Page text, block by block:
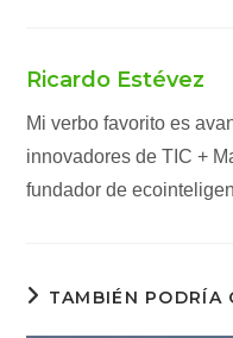
Ricardo Estévez
Mi verbo favorito es
innovadores de TIC +
fundador de
TAMBIÉN PODRÍA